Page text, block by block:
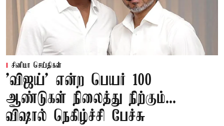
சினிமா செய்திகள்
'விஜய்' என்ற பெயர் 100
ஆண்டுகள் நிலைத்து நிற்கும்...
விஷால் நெகிழ்ச்சி பேச்சு